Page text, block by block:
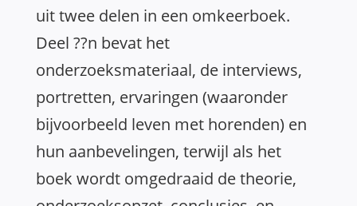
uit twee delen in een omkeerboek.
Deel ??n bevat het
onderzoeksmateriaal, de interviews,
portretten, ervaringen (waaronder
bijvoorbeeld leven met horenden) en
hun aanbevelingen, terwijl als het
boek wordt omgedraaid de theorie,